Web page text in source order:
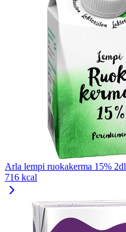
Arla lempi ruokakerma 15% 2dl
716 kcal